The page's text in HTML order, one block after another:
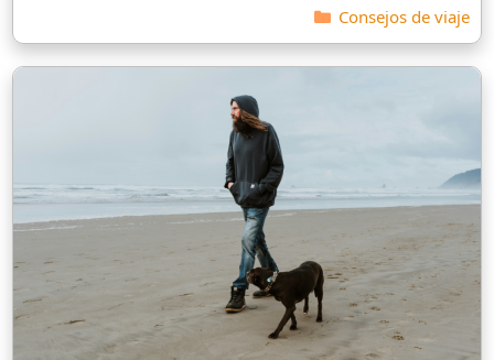
Categorías
Consejos de viaje